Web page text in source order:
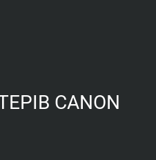
CANON